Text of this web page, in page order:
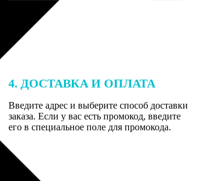
4. ДОСТАВКА И ОПЛАТА
Введите адрес и выберите способ доставки
заказа. Если у вас есть промокод, введите
его в специальное поле для промокода.